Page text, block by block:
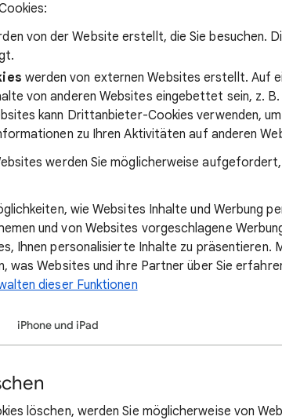
von der Website erstellt, die Sie besuchen.
werden von externen Websites erstellt. Auf
von anderen Websites eingebettet sein, z. B.
kann Drittanbieter-Cookies verwenden,
zu Ihren Aktivitäten auf anderen
werden Sie möglicherweise
wie Websites Inhalte und Werbung
und von Websites vorgeschlagene
Ihnen personalisierte Inhalte zu präsentieren.
was Websites und ihre Partner über Sie
dieser Funktionen
iPhone und iPad
löschen, werden Sie möglicherweise von